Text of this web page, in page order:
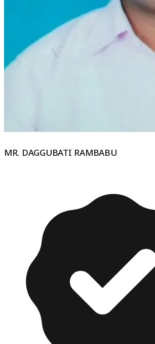
MR. DAGGUBATI RAMBABU